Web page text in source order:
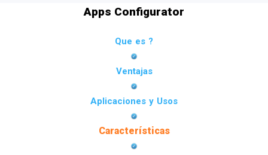
Apps Configurator
Que es ?
Ventajas
Aplicaciones y Usos
Características